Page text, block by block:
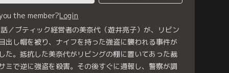
the member?Login
／ブティック経営者の美奈代（遊井亮子）が、リビン
出し帽を被り、ナイフを持った強盗に襲われる事件が
た。抵抗した美奈代がリビングの棚に置いてあった裁
ミで逆に強盗を殺害。その後すぐに通報し、警察が調